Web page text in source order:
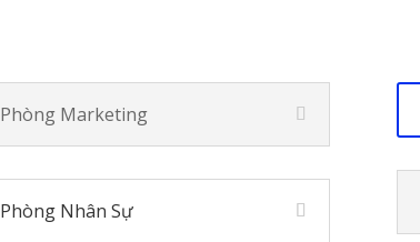
Phòng Marketing
Phòng Nhân Sự